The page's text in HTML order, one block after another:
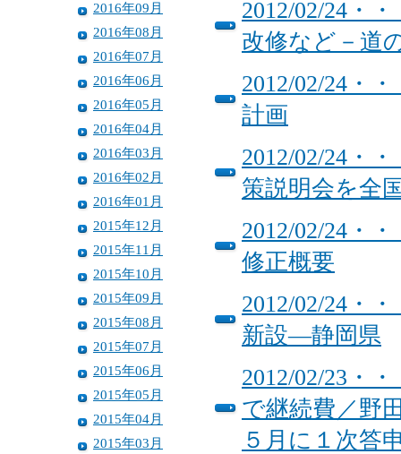
2016年09月
2016年08月
2016年07月
2016年06月
2016年05月
2016年04月
2016年03月
2016年02月
2016年01月
2015年12月
2015年11月
2015年10月
2015年09月
2015年08月
2015年07月
2015年06月
2015年05月
2015年04月
2015年03月
2012/02/24・
改修など－道
2012/02/24・
計画
2012/02/24・
策説明会を全
2012/02/24・
修正概要
2012/02/24・
新設―静岡県
2012/02/23・
で継続費／野
５月に１次答